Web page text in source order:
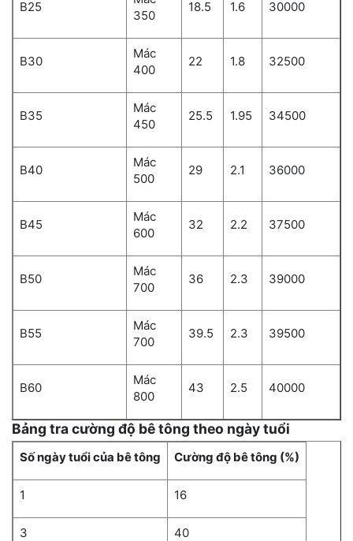
B25
350
18.5 1.6 30000
B30
Mác
400
22 1.8 32500
B35
Mác
450
25.5 1.95 34500
B40
Mác
500
29 2.1 36000
B45
Mác
600
32 2.2 37500
B50
Mác
700
36 2.3 39000
B55
Mác
700
39.5 2.3 39500
B60
Mác
800
43 2.5 40000
Bảng tra cường độ bê tông theo ngày tuổi
Số ngày tuổi của bê tông Cường độ bê tông (%)
1 16
3 40